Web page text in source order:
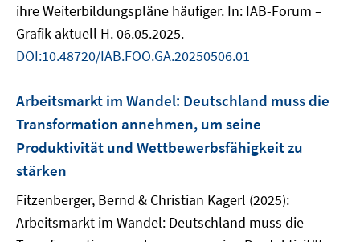
ihre Weiterbildungspläne häufiger. In: IAB-Forum –
Grafik aktuell H. 06.05.2025.
DOI:10.48720/IAB.FOO.GA.20250506.01
Arbeitsmarkt im Wandel: Deutschland muss die
Transformation annehmen, um seine
Produktivität und Wettbewerbsfähigkeit zu
stärken
Fitzenberger, Bernd & Christian Kagerl (2025):
Arbeitsmarkt im Wandel: Deutschland muss die